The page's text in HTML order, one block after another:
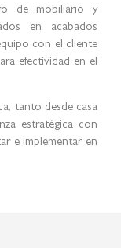
de mobiliario y
en acabados
con el cliente
efectividad en el
tanto desde casa
estratégica con
e implementar en